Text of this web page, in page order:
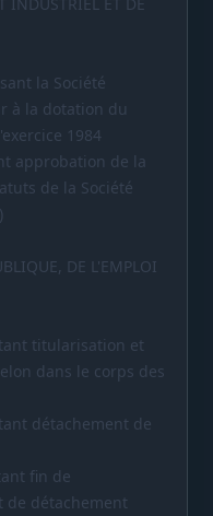
la Société
à la dotation du
1984
approbation de la
de la Société
DE L'EMPLOI
titularisation et
dans le corps des
détachement de
fin de
de détachement